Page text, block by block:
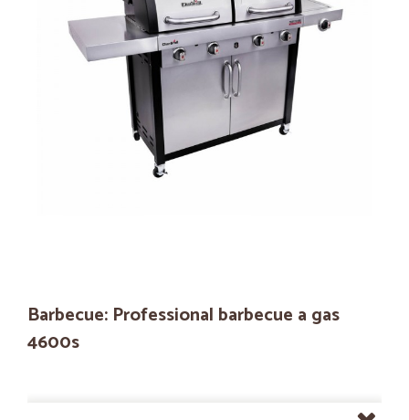
Barbecue: Professional barbecue a gas
4600s